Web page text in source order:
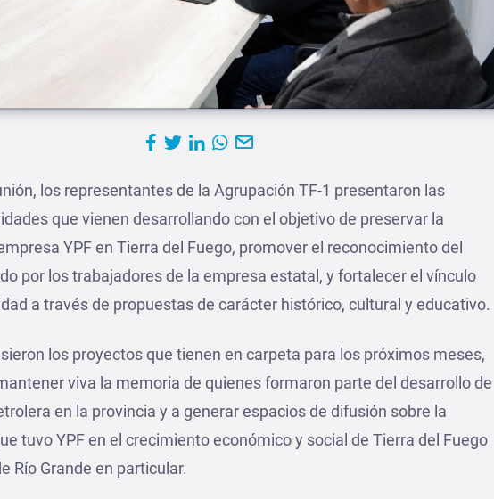
los representantes de la Agrupación TF-1 presentaron las
que vienen desarrollando con el objetivo de preservar la
YPF en Tierra del Fuego, promover el reconocimiento del
por los trabajadores de la empresa estatal, y fortalecer el vínculo
a través de propuestas de carácter histórico, cultural y educativo.
los proyectos que tienen en carpeta para los próximos meses,
viva la memoria de quienes formaron parte del desarrollo de
en la provincia y a generar espacios de difusión sobre la
tuvo YPF en el crecimiento económico y social de Tierra del Fuego
Río Grande en particular.